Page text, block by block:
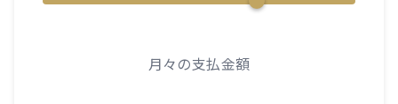
月々の支払金額